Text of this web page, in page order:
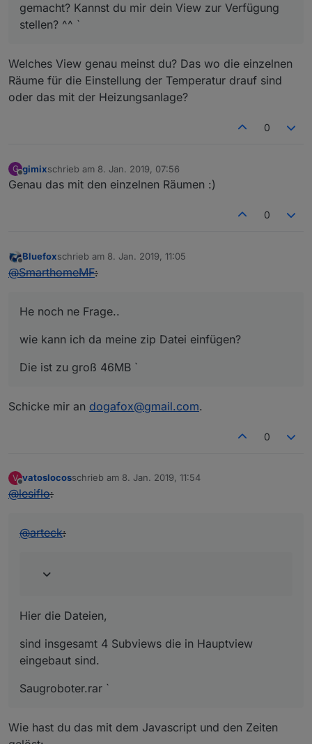
gemacht? Kannst du mir dein View zur Verfügung
stellen? ^^ `
Welches View genau meinst du? Das wo die einzelnen
Räume für die Einstellung der Temperatur drauf sind
oder das mit der Heizungsanlage?
0
G gimixschrieb am 8. Jan. 2019, 07:56
zuletzt editiert von
Genau das mit den einzelnen Räumen :)
0
Offline
Bluefoxschrieb am 8. Jan. 2019, 11:05
zuletzt editiert von
@SmarthomeMF:
He noch ne Frage..
wie kann ich da meine zip Datei einfügen?
Die ist zu groß 46MB `
Schicke mir an dogafox@gmail.com.
0
V
Offline
vatoslocosschrieb am 8. Jan. 2019, 11:54
zuletzt editiert von
@lesiflo:
@arteck:
Hier die Dateien,
sind insgesamt 4 Subviews die in Hauptview
eingebaut sind.
Saugroboter.rar `
Wie hast du das mit dem Javascript und den Zeiten